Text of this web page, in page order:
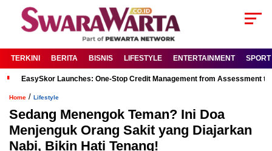
TERKINI BERITA BISNIS LIFESTYLE ENTERTAINMENT SPORT
EasySkor Launches: One-Stop Credit Management from Assessment
Home / Lifestyle
Sedang Menengok Teman? Ini Doa
Menjenguk Orang Sakit yang Diajarkan
Nabi, Bikin Hati Tenang!